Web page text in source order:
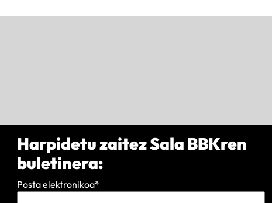
Harpidetu zaitez Sala BBKren
buletinera:
Posta elektronikoa*